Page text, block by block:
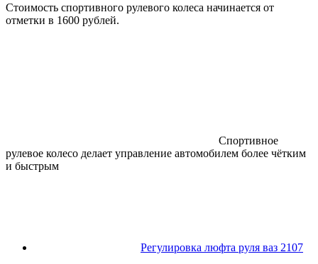
Стоимость спортивного рулевого колеса начинается от
отметки в 1600 рублей.
Спортивное
рулевое колесо делает управление автомобилем более чётким
и быстрым
Регулировка люфта руля ваз 2107